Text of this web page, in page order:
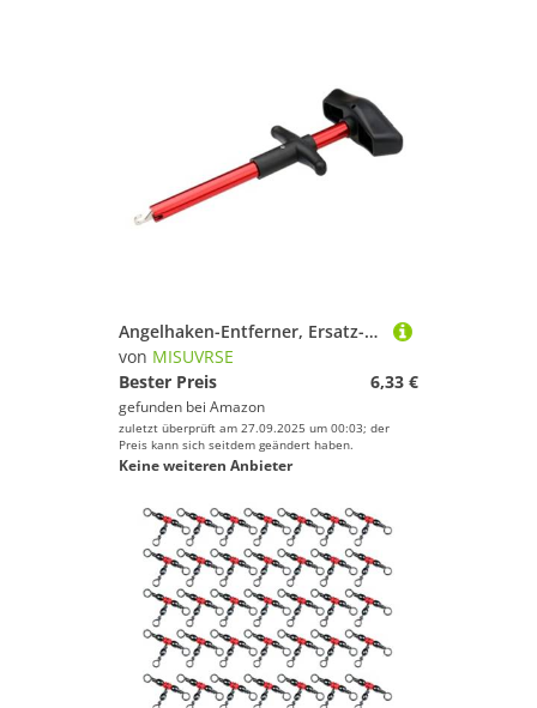
Angelhaken-Entferner, Ersatz-T-förmiger Trenner, für Angler, einfach zu bedienender Angelhaken-Entferner
von MISUVRSE
Bester Preis
6,33 €
gefunden bei Amazon
zuletzt überprüft am 27.09.2025 um 00:03; der
Preis kann sich seitdem geändert haben.
Keine weiteren Anbieter